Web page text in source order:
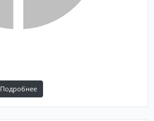
Подробнее